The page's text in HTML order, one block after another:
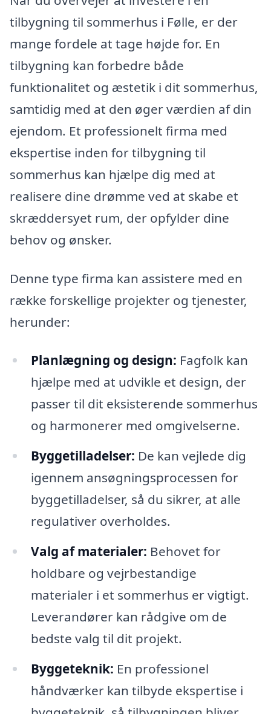
tilbygning til sommerhus i Følle, er der
mange fordele at tage højde for. En
tilbygning kan forbedre både
funktionalitet og æstetik i dit sommerhus,
samtidig med at den øger værdien af din
ejendom. Et professionelt firma med
ekspertise inden for tilbygning til
sommerhus kan hjælpe dig med at
realisere dine drømme ved at skabe et
skræddersyet rum, der opfylder dine
behov og ønsker.
Denne type firma kan assistere med en
række forskellige projekter og tjenester,
herunder:
Planlægning og design: Fagfolk kan
hjælpe med at udvikle et design, der
passer til dit eksisterende sommerhus
og harmonerer med omgivelserne.
Byggetilladelser: De kan vejlede dig
igennem ansøgningsprocessen for
byggetilladelser, så du sikrer, at alle
regulativer overholdes.
Valg af materialer: Behovet for
holdbare og vejrbestandige
materialer i et sommerhus er vigtigt.
Leverandører kan rådgive om de
bedste valg til dit projekt.
Byggeteknik: En professionel
håndværker kan tilbyde ekspertise i